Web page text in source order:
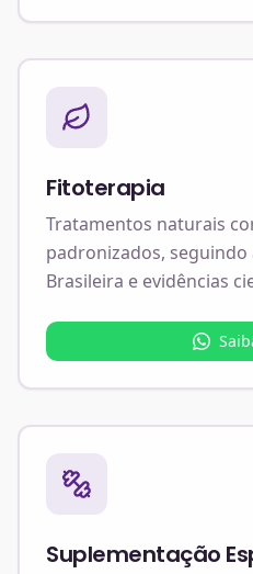
Fitoterapia
Tratamentos naturais
padronizados, seguindo
Brasileira e evidências
Suplementação